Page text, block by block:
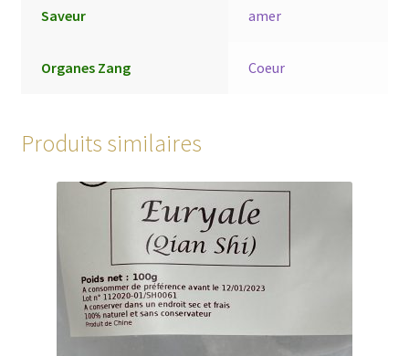
Saveur amer
Organes Zang Coeur
Produits similaires